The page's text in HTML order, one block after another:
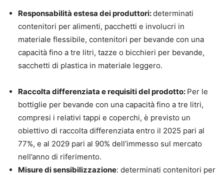
Responsabilità estesa dei produttori:determinati
contenitori per alimenti, pacchetti e involucri in
materiale flessibile, contenitori per bevande con una
capacità fino a tre litri, tazze o bicchieri per bevande,
sacchetti di plastica in materiale leggero.
Raccolta differenziata e requisiti del prodotto: Per le
bottiglie per bevande con una capacità fino a tre litri,
compresi i relativi tappi e coperchi, è previsto un
obiettivo di raccolta differenziata entro il 2025 pari al
77%, e al 2029 pari al 90% dell’immesso sul mercato
nell’anno di riferimento.
Misure di sensibilizzazione: determinati contenitori per